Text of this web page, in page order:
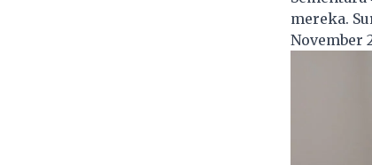
mereka.
November